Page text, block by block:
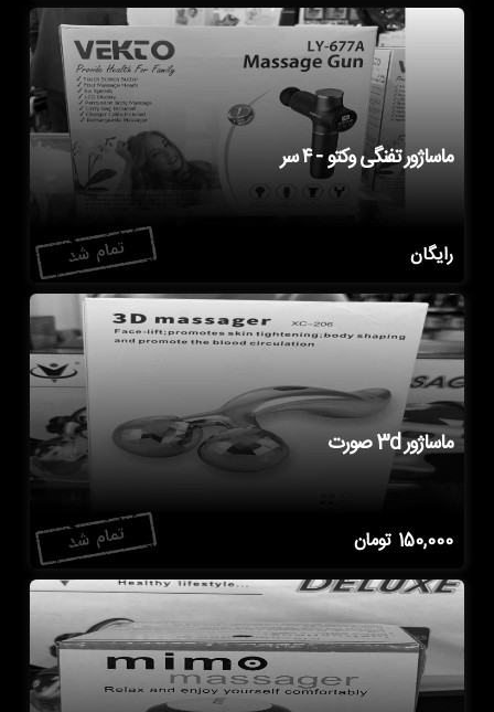
ماساژور تفنگی وکتو - ۴ سر
رایگان
ماساژور 3d صورت
150,000 تومان